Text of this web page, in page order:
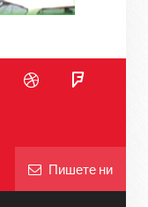
Пишете ни